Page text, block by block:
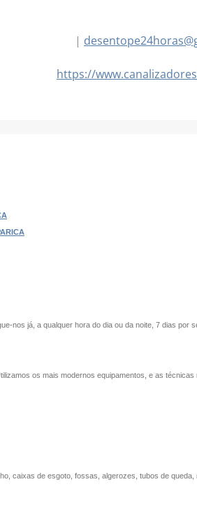
|
https://
nos já, a qualquer hora do dia ou da noite, 7 dias
os mais modernos equipamentos, e as técnicas
caixas de esgoto, fossas, algerozes, tubos de